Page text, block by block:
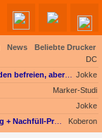
News
Beliebte Drucker
DC
AW #9: Papiertransportrollen von Tintenrückständen befreien, aber womit?
Jokke
Marker-Studi
Jokke
AW #22: Maxify GX4050 Tintenstand unzuverlässig + Nachfüll-Problem - Druckkopf in Gefahr Koberon